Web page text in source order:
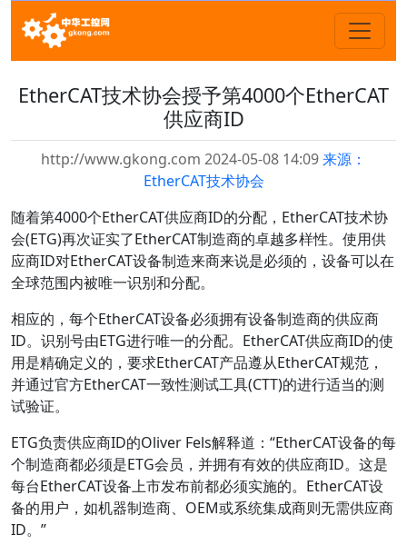
EtherCAT技术协会授予第4000个EtherCAT
供应商ID
http://www.gkong.com 2024-05-08 14:09来源：
EtherCAT技术协会
随着第4000个EtherCAT供应商ID的分配，EtherCAT技术协
会(ETG)再次证实了EtherCAT制造商的卓越多样性。使用供
应商ID对EtherCAT设备制造来商来说是必须的，设备可以在
全球范围内被唯一识别和分配。
相应的，每个EtherCAT设备必须拥有设备制造商的供应商
ID。识别号由ETG进行唯一的分配。EtherCAT供应商ID的使
用是精确定义的，要求EtherCAT产品遵从EtherCAT规范，
并通过官方EtherCAT一致性测试工具(CTT)的进行适当的测
试验证。
ETG负责供应商ID的Oliver Fels解释道：“EtherCAT设备的每
个制造商都必须是ETG会员，并拥有有效的供应商ID。这是
每台EtherCAT设备上市发布前都必须实施的。EtherCAT设
备的用户，如机器制造商、OEM或系统集成商则无需供应商
ID。”